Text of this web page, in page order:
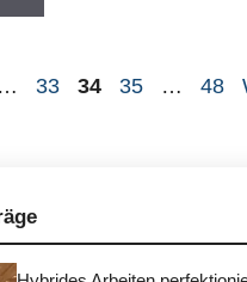
… Seite
33 Seite
34 Seite
35 … Seite
48